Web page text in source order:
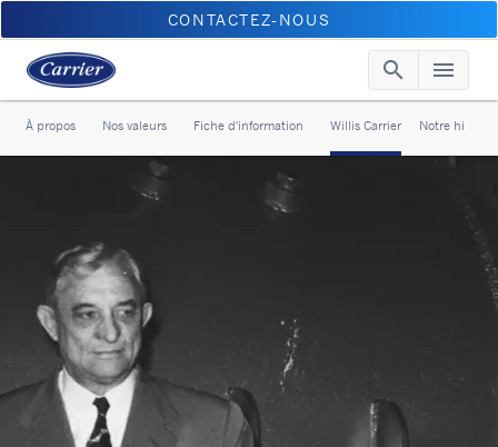
CONTACTEZ-NOUS
search menu
À propos Nos valeurs Fiche d'information Willis Carrier Notre histoire